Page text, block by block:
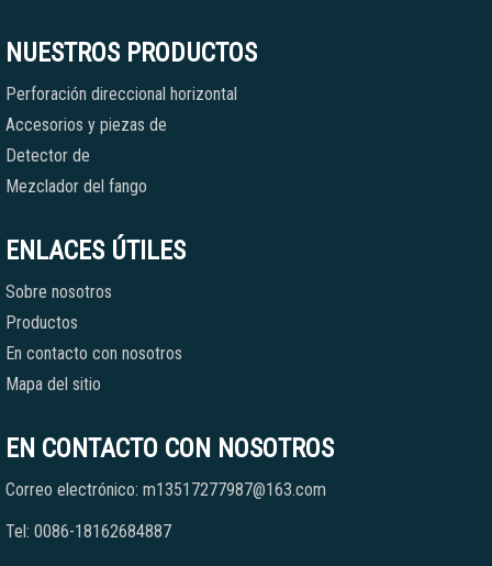
NUESTROS PRODUCTOS
Perforación direccional horizontal
Accesorios y piezas de
Detector de
Mezclador del fango
ENLACES ÚTILES
Sobre nosotros
Productos
En contacto con nosotros
Mapa del sitio
EN CONTACTO CON NOSOTROS
Correo electrónico: m13517277987@163.com
Tel: 0086-18162684887